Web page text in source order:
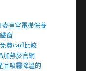
皇室電梯保養
窗
費cad比較
加熱菸官網
品噴霧降溫的